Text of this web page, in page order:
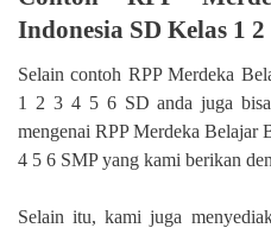
Indonesia SD Kelas 1 2
Selain contoh RPP Merdeka
1 2 3 4 5 6 SD anda juga
mengenai RPP Merdeka Belajar
4 5 6 SMP yang kami berikan
Selain itu, kami juga